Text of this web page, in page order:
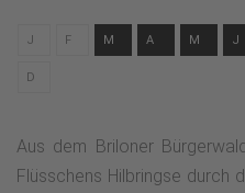
J F M A M J
D
Aus dem Briloner
Flüsschens Hilbringse durch